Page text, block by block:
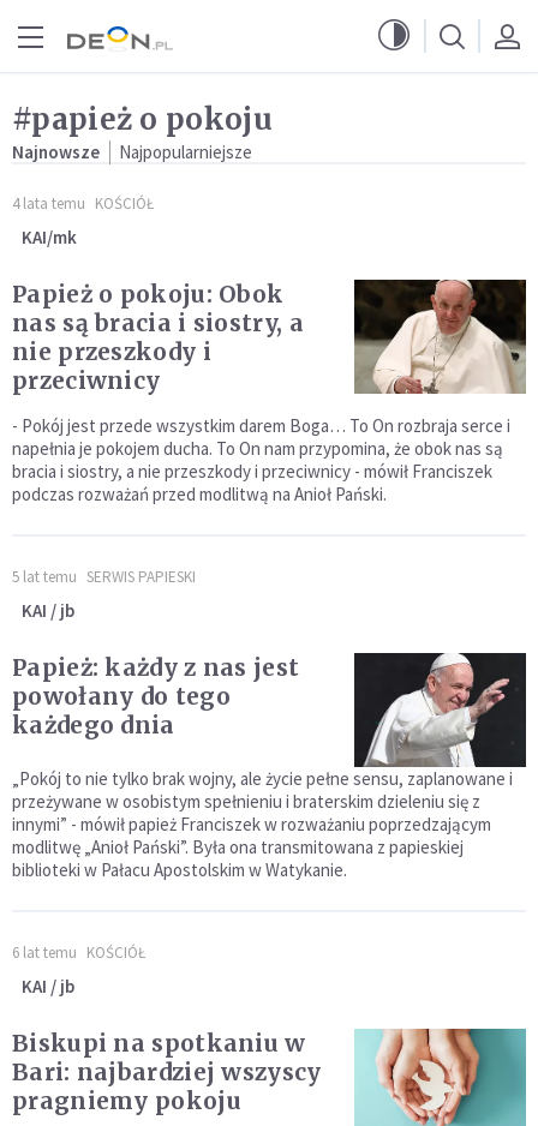
#papież o pokoju
Najnowsze Najpopularniejsze
4 lata temu KOŚCIÓŁ
KAI/mk
Papież o pokoju: Obok
nas są bracia i siostry, a
nie przeszkody i
przeciwnicy
- Pokój jest przede wszystkim darem Boga… To On rozbraja serce i
napełnia je pokojem ducha. To On nam przypomina, że obok nas są
bracia i siostry, a nie przeszkody i przeciwnicy - mówił Franciszek
podczas rozważań przed modlitwą na Anioł Pański.
5 lat temu SERWIS PAPIESKI
KAI / jb
Papież: każdy z nas jest
powołany do tego
każdego dnia
„Pokój to nie tylko brak wojny, ale życie pełne sensu, zaplanowane i
przeżywane w osobistym spełnieniu i braterskim dzieleniu się z
innymi” - mówił papież Franciszek w rozważaniu poprzedzającym
modlitwę „Anioł Pański”. Była ona transmitowana z papieskiej
biblioteki w Pałacu Apostolskim w Watykanie.
6 lat temu KOŚCIÓŁ
KAI / jb
Biskupi na spotkaniu w
Bari: najbardziej wszyscy
pragniemy pokoju